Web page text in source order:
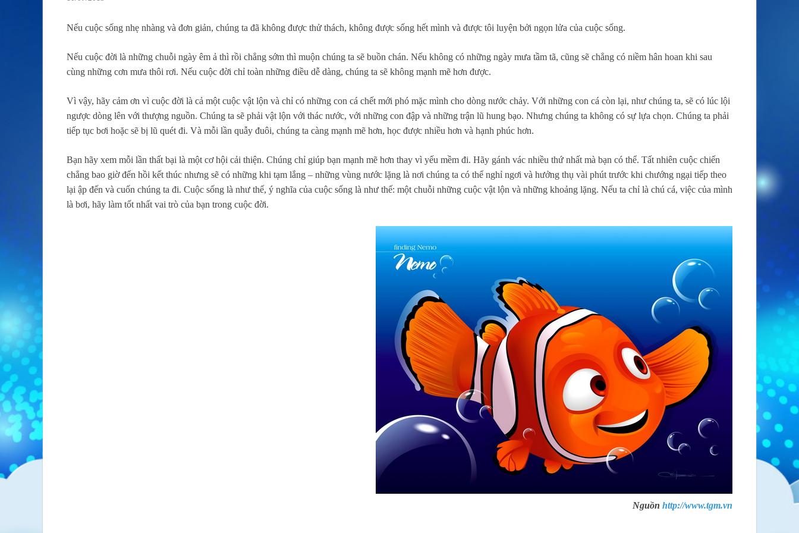
Nếu cuộc sống nhẹ nhàng và đơn giản, chúng ta đã không được thử thách, không được sống hết mình và được tôi luyện bởi ngọn lửa của cuộc sống.
Nếu cuộc đời là những chuỗi ngày êm ả thì rồi chẳng sớm thì muộn chúng ta sẽ buồn chán. Nếu không có những ngày mưa tầm tã, cũng sẽ chẳng có niềm hân hoan khi sau
cùng những cơn mưa thôi rơi. Nếu cuộc đời chỉ toàn những điều dễ dàng, chúng ta sẽ không mạnh mẽ hơn được.
Vì vậy, hãy cảm ơn vì cuộc đời là cả một cuộc vật lộn và chỉ có những con cá chết mới phó mặc mình cho dòng nước chảy. Với những con cá còn lại, như chúng ta, sẽ có lúc lội
ngược dòng lên với thượng nguồn. Chúng ta sẽ phải vật lộn với thác nước, với những con đập và những trận lũ hung bạo. Nhưng chúng ta không có sự lựa chọn. Chúng ta phải
tiếp tục bơi hoặc sẽ bị lũ quét đi. Và mỗi lần quẫy đuôi, chúng ta càng mạnh mẽ hơn, học được nhiều hơn và hạnh phúc hơn.
Bạn hãy xem mỗi lần thất bại là một cơ hội cải thiện. Chúng chỉ giúp bạn mạnh mẽ hơn thay vì yếu mềm đi. Hãy gánh vác nhiều thứ nhất mà bạn có thể. Tất nhiên cuộc chiến
chẳng bao giờ đến hồi kết thúc nhưng sẽ có những khi tạm lắng – những vùng nước lặng là nơi chúng ta có thể nghỉ ngơi và hưởng thụ vài phút trước khi chướng ngại tiếp theo
lại ập đến và cuốn chúng ta đi. Cuộc sống là như thế, ý nghĩa của cuộc sống là như thế: một chuỗi những cuộc vật lộn và những khoảng lặng. Nếu ta chỉ là chú cá, việc của mình
là bơi, hãy làm tốt nhất vai trò của bạn trong cuộc đời.
Nguồn http://www.tgm.vn